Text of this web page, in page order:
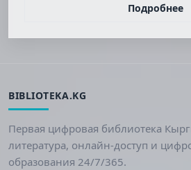
Подробнее
BIBLIOTEKA.KG
Первая цифровая библиотека
литература, онлайн-доступ и
образования 24/7/365.